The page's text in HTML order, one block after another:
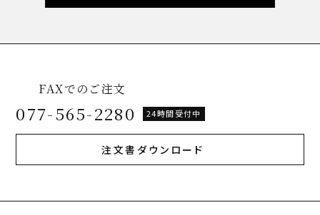
FAXでのご注文
077-565-2280 24時間受付中
注文書ダウンロード